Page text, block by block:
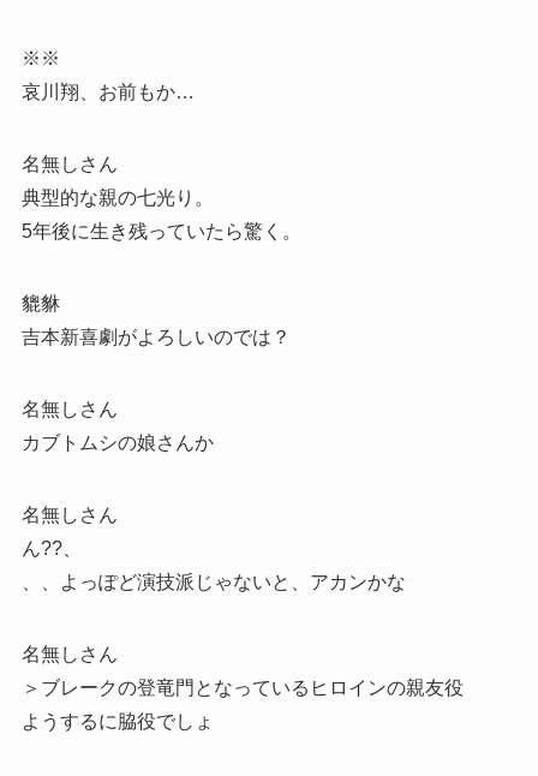
※※
哀川翔、お前もか…
名無しさん
典型的な親の七光り。
5年後に生き残っていたら驚く。
貔貅
吉本新喜劇がよろしいのでは？
名無しさん
カブトムシの娘さんか
名無しさん
ん??、
、、よっぽど演技派じゃないと、アカンかな
名無しさん
＞ブレークの登竜門となっているヒロインの親友役
ようするに脇役でしょ